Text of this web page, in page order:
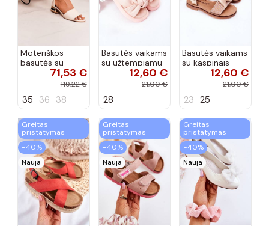
Moteriškos
basutės su
aukso spalvos
kulniukais Laura
spalvos
71,53 €
119,22 €
35 36 38
Basutės vaikams
su užtempiamu
užsegimu
rožinės spalvos
12,60 €
21,00 €
28
Basutės vaikams
su kaspinais
aukso spalvos
12,60 €
21,00 €
23 25
Greitas
pristatymas
−40%
Nauja
Greitas
pristatymas
−40%
Nauja
Greitas
pristatymas
−40%
Nauja